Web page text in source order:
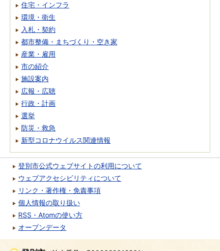
住宅・インフラ
環境・衛生
入札・契約
都市整備・まちづくり・空き家
産業・雇用
市の紹介
施設案内
広報・広聴
行政・計画
選挙
防災・救急
新型コロナウイルス関連情報
登別市公式ウェブサイトの利用について
ウェブアクセシビリティについて
リンク・著作権・免責事項
個人情報の取り扱い
RSS・Atomの使い方
オープンデータ